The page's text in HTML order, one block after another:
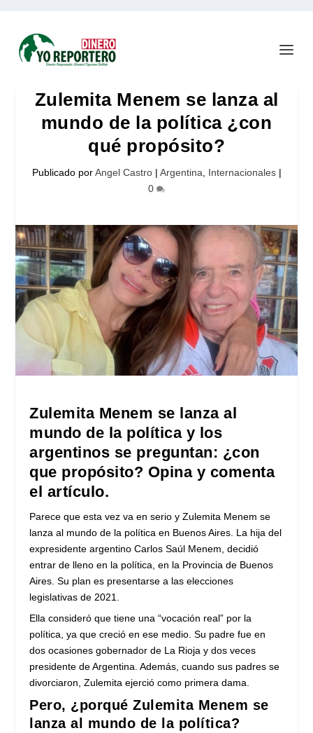
Zulemita Menem se lanza al
mundo de la política ¿con
qué propósito?
Publicado porAngel Castro| Argentina Internacionales|
0
Zulemita Menem se lanza al
mundo de la política y los
argentinos se preguntan: ¿con
que propósito? Opina y comenta
el artículo.
Parece que esta vez va en serio y Zulemita Menem se
lanza al mundo de la política en Buenos Aires. La hija del
expresidente argentino Carlos Saúl Menem, decidió
entrar de lleno en la política, en la Provincia de Buenos
Aires. Su plan es presentarse a las elecciones
legislativas de 2021.
Ella consideró que tiene una “vocación real” por la
política, ya que creció en ese medio. Su padre fue en
dos ocasiones gobernador de La Rioja y dos veces
presidente de Argentina. Además, cuando sus padres se
divorciaron, Zulemita ejerció como primera dama.
Pero, ¿porqué Zulemita Menem se
lanza al mundo de la política?